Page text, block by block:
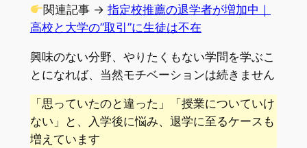
関連記事 → 指定校推薦の退学者が増加中｜
高校と大学の”取引”に生徒は不在
興味のない分野、やりたくもない学問を学ぶこ
とになれば、当然モチベーションは続きません
「思っていたのと違った」「授業についていけ
ない」と、入学後に悩み、退学に至るケースも
増えています